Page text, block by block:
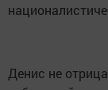
Денис не